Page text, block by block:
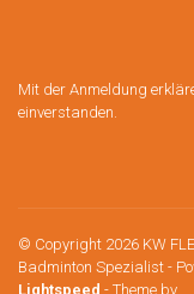
Mit der Anmeldung
einverstanden.
© Copyright 2026 KW
Badminton Spezialist -
Lightspeed - Theme by